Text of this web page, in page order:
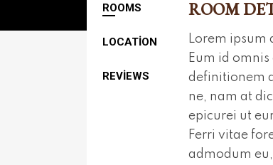
ROOMS
LOCATION
REVIEWS
ROOM
Lorem ipsum
Eum id
definitionem
ne, nam at
epicurei ut
Ferri vitae
admodum